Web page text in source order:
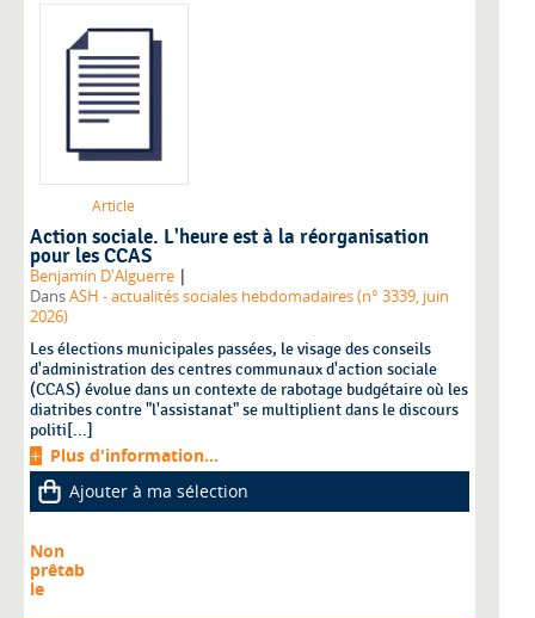
Article
Action sociale. L'heure est à la réorganisation
pour les CCAS
Benjamin D'Alguerre |
DansASH - actualités sociales hebdomadaires (n° 3339, juin
2026)
Les élections municipales passées, le visage des conseils
d'administration des centres communaux d'action sociale
(CCAS) évolue dans un contexte de rabotage budgétaire où les
diatribes contre "l'assistanat" se multiplient dans le discours
politi[...]
Plus d'information...
Ajouter à ma sélection
Non
prêtab
le